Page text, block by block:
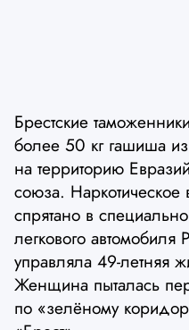
Брестские таможенники
более 50 кг гашиша
на территорию
союза.
спрятано в
легкового автомобиля
управляла 49-летняя
Женщина пыталась
по «зелёному